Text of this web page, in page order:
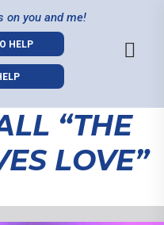
on you and me!
HELP
“THE
LOVE”